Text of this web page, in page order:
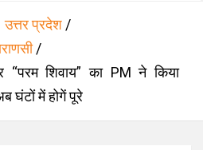
उत्तर प्रदेश
“परम शिवाय” का PM ने किया
घंटों में होगें पूरे